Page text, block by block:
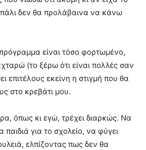
πάλι δεν θα προλάβαινα να κάνω
είναι τόσο φορτωμένο,
(το ξέρω ότι είναι πολλές σαν
επιτέλους εκείνη η στιγμή που θα
στο κρεβάτι μου.
όπως κι εγώ, τρέχει διαρκώς. Να
παιδιά για το σχολείο, να φύγει
ελπίζοντας πως δεν θα